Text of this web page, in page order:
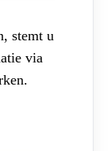
stemt u
via